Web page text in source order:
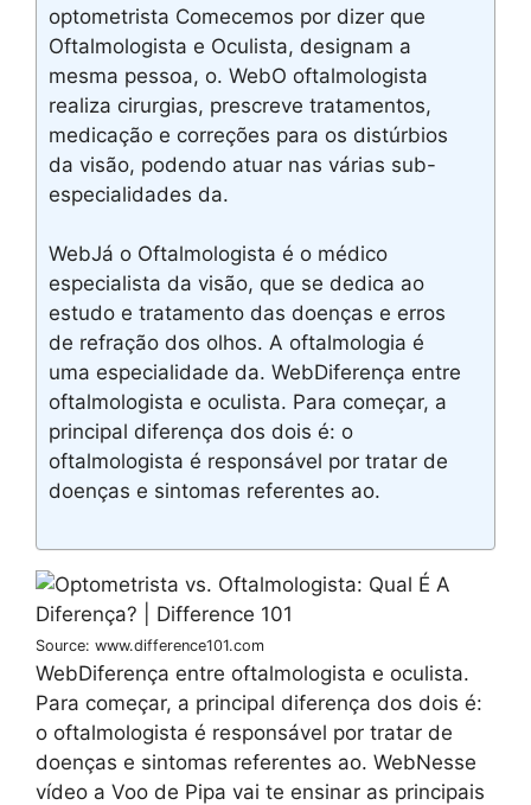
optometrista Comecemos por dizer que
Oftalmologista e Oculista, designam a
mesma pessoa, o. WebO oftalmologista
realiza cirurgias, prescreve tratamentos,
medicação e correções para os distúrbios
da visão, podendo atuar nas várias sub-
especialidades da.
WebJá o Oftalmologista é o médico
especialista da visão, que se dedica ao
estudo e tratamento das doenças e erros
de refração dos olhos. A oftalmologia é
uma especialidade da. WebDiferença entre
oftalmologista e oculista. Para começar, a
principal diferença dos dois é: o
oftalmologista é responsável por tratar de
doenças e sintomas referentes ao.
Source: www.difference101.com
WebDiferença entre oftalmologista e oculista.
Para começar, a principal diferença dos dois é:
o oftalmologista é responsável por tratar de
doenças e sintomas referentes ao. WebNesse
vídeo a Voo de Pipa vai te ensinar as principais